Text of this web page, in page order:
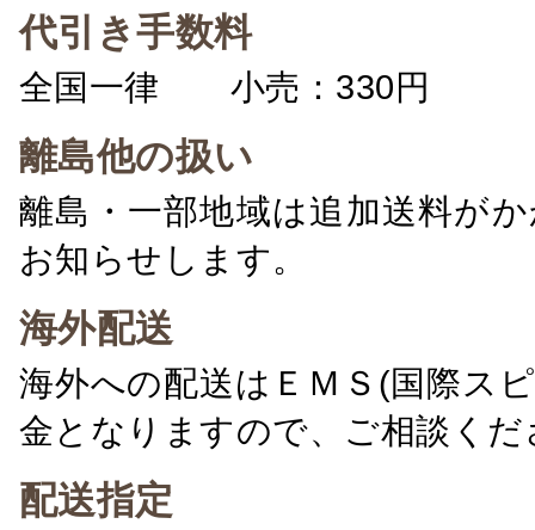
代引き手数料
全国一律 小売：330円 卸
離島他の扱い
離島・一部地域は追加送料が
お知らせします。
海外配送
海外への配送はＥＭＳ(国際ス
金となりますので、ご相談くだ
配送指定